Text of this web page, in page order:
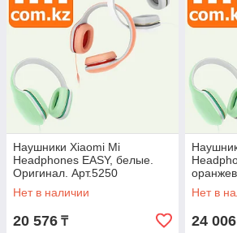
Наушники Xiaomi Mi
Headphones EASY, белые.
Оригинал. Арт.5250
Нет в наличии
20 576 ₸
Арт.5251
Нет в
24 006